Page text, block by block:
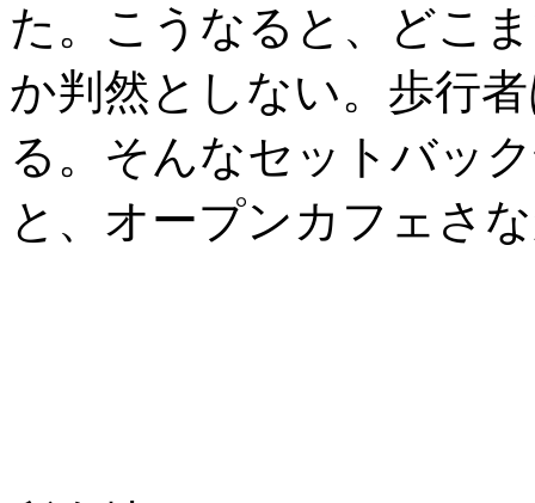
た。こうなると、どこ
か判然としない。歩行
る。そんなセットバッ
と、オープンカフェさ